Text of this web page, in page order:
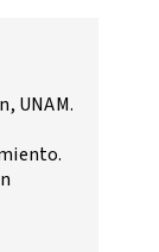
UNAM.